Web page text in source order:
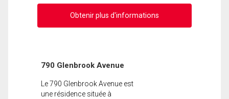
Obtenir plus d'informations
790 Glenbrook Avenue
Le 790 Glenbrook Avenue est
une résidence située à